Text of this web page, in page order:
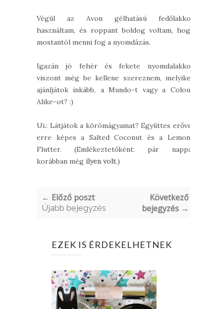
Végül az Avon gélhatású fedőlakkot
használtam, és roppant boldog voltam, hogy
mostantól menni fog a nyomdázás.
Igazán jó fehér és fekete nyomdalakkot
viszont még be kellene szereznem, melyiket
ajánljátok inkább, a Mundo-t vagy a Colour
Alike-ot? :)
Ui.: Látjátok a körömágyamat? Együttes erővel
erre képes a Salted Coconut és a Lemony
Flutter. (Emlékeztetőként: pár nappal
korábban még ilyen volt.)
← Előző poszt
Újabb bejegyzés
Következő
bejegyzés →
EZEK IS ÉRDEKELHETNEK